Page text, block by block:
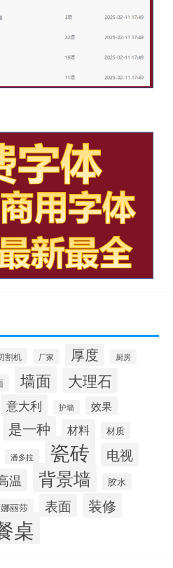
影视墙怎么安装岩板灯
湖北现代岩板厂家有几种
冠珠陶瓷岩板产品介绍
怎样加工岩板地台砖
揭阳西班牙岩板哪家好点
背景岩板怎么挑选的
“金石比交欢”的出处是哪里
当年的过年视频怎么拍
割机 厂家 厚度 厨房
墙面
大理石
意大利 护墙 效果
是一种 材料 材质
潘多拉 瓷砖 电视
温 背景墙 胶水
丽莎 表面 装修
桌